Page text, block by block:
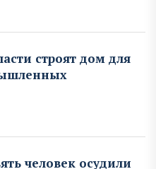
строят дом для
человек осудили